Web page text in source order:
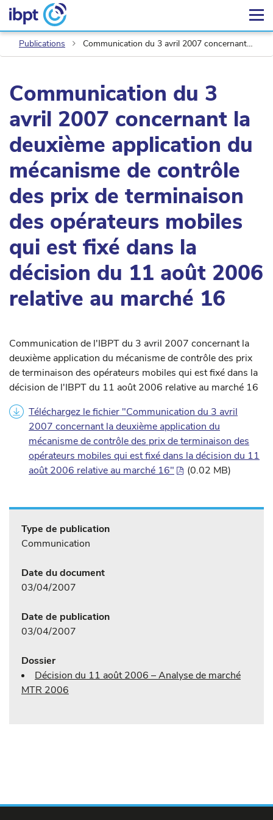
Publications Communication du 3 avril 2007 concernant la deuxième application du mécanisme de contrôle des prix de terminaison des opérateurs mobiles qui est fixé dans la décision du 11 août 2006 relative au marché 16
Communication du 3
avril 2007 concernant la
deuxième application du
mécanisme de contrôle
des prix de terminaison
des opérateurs mobiles
qui est fixé dans la
décision du 11 août 2006
relative au marché 16
Communication de l'IBPT du 3 avril 2007 concernant la
deuxième application du mécanisme de contrôle des prix
de terminaison des opérateurs mobiles qui est fixé dans la
décision de l'IBPT du 11 août 2006 relative au marché 16
Téléchargez le fichier "Communication du 3 avril
2007 concernant la deuxième application du
mécanisme de contrôle des prix de terminaison des
opérateurs mobiles qui est fixé dans la décision du 11
août 2006 relative au marché 16"
(0.02 MB)
Type de publication
Communication
Date du document
03/04/2007
Date de publication
03/04/2007
Dossier
Décision du 11 août 2006 – Analyse de marché
MTR 2006